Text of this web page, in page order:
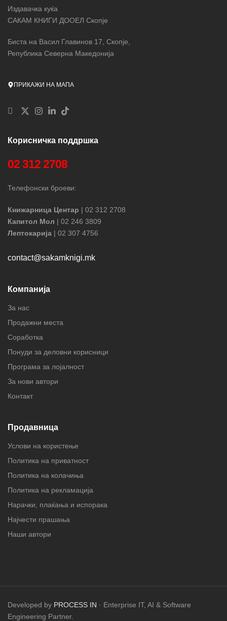
Издавачка куќа
САКАМ КНИГИ ДООЕЛ Скопје
Биста на Васил Главинов 17, Скопје,
Република Северна Македонија
ПРИКАЖИ НА МАПА
Корисничка поддршка
02 312 2708
Телефонски броеви:
Книжарница Центар | 02 312 2708
Капитол Мол | 02 246 3809
Лептокарија | 02 307 4756
contact@sakamknigi.mk
Компанија
За нас
Продажни места
Соработка
Понуди за деловни корисници
Програма за лојалност
За нови автори
Контакт
Продавница
Услови на користење
Политика на приватност
Политика на колачиња
Политика на рекламација
Нарачки, плаќања и испорака
Најчести прашања
Наши автори
Developed by PROCESS IN · Enterprise IT, AI & Software
Engineering Partner.